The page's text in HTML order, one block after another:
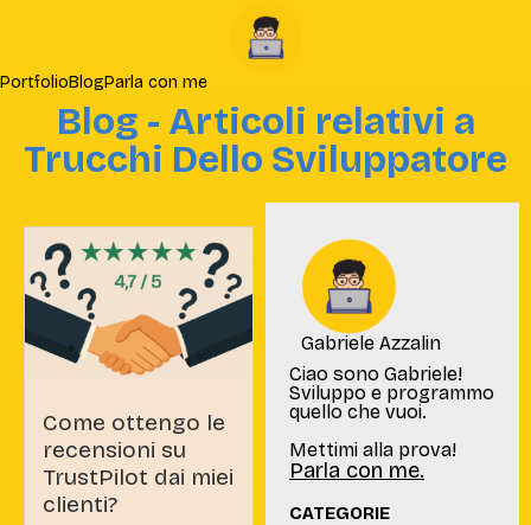
PortfolioBlogParla con me
Blog - Articoli relativi a
Trucchi Dello Sviluppatore
Come ottengo le
recensioni su
TrustPilot dai miei
clienti?
Gabriele Azzalin
Ciao sono Gabriele!
Sviluppo e programmo
quello che vuoi.
Mettimi alla prova!
Parla con me.
CATEGORIE